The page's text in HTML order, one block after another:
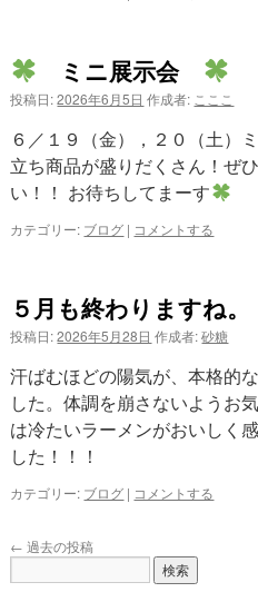
ミニ展示会
投稿日: 2026年6月5日 作成者: こここ
６／１９（金），２０（土）
立ち商品が盛りだくさん！ぜ
い！！ お待ちしてまーす
カテゴリー: ブログ | コメントする
５月も終わりますね。
投稿日: 2026年5月28日 作成者: 砂糖
汗ばむほどの陽気が、本格的
した。体調を崩さないようお
は冷たいラーメンがおいしく
した！！！
カテゴリー: ブログ | コメントする
← 過去の投稿